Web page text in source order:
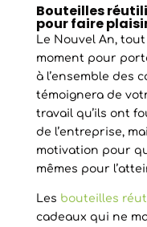
Bouteilles
pour faire
Le Nouvel An,
moment pour
à l’ensemble des
témoignera de
travail qu’ils ont
de l’entreprise,
motivation pour
mêmes pour
Les bouteilles
cadeaux qui ne